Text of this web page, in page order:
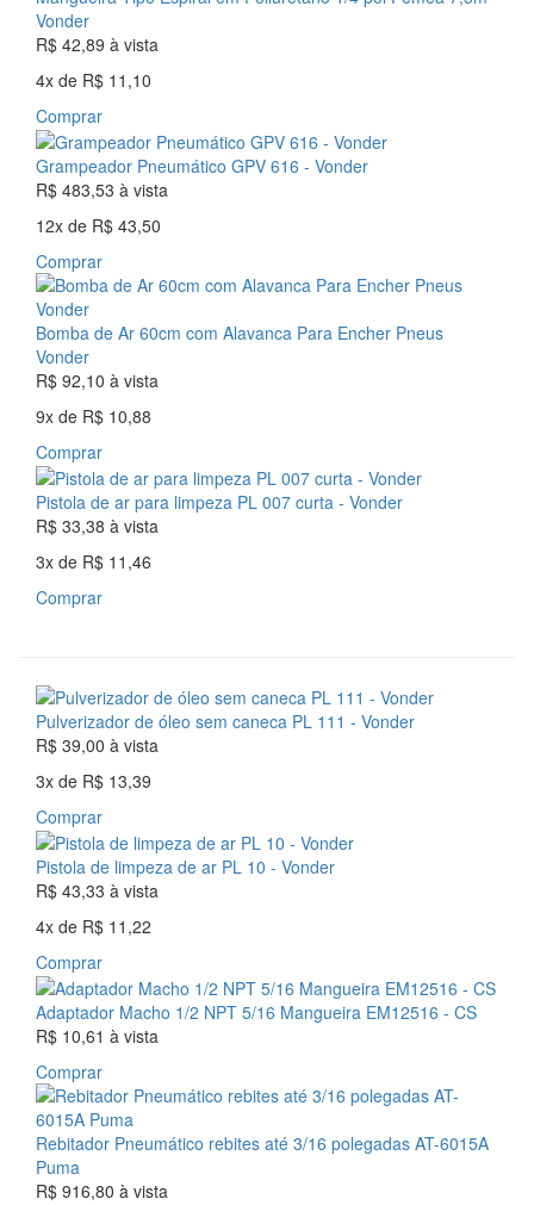
Vonder
R$ 42,89 à vista
4x de R$ 11,10
Comprar
Grampeador Pneumático GPV 616 - Vonder
R$ 483,53 à vista
12x de R$ 43,50
Comprar
Bomba de Ar 60cm com Alavanca Para Encher Pneus
Vonder
R$ 92,10 à vista
9x de R$ 10,88
Comprar
Pistola de ar para limpeza PL 007 curta - Vonder
R$ 33,38 à vista
3x de R$ 11,46
Comprar
Pulverizador de óleo sem caneca PL 111 - Vonder
R$ 39,00 à vista
3x de R$ 13,39
Comprar
Pistola de limpeza de ar PL 10 - Vonder
R$ 43,33 à vista
4x de R$ 11,22
Comprar
Adaptador Macho 1/2 NPT 5/16 Mangueira EM12516 - CS
R$ 10,61 à vista
Comprar
Rebitador Pneumático rebites até 3/16 polegadas AT-6015A
Puma
R$ 916,80 à vista